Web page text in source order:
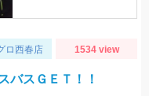
ロ西春店 1534 view
バスＧＥＴ！！